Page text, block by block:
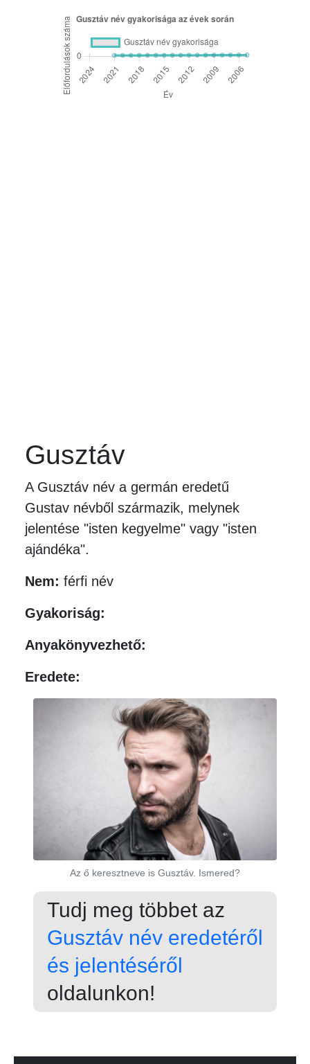
Gusztáv
A Gusztáv név a germán eredetű
Gustav névből származik, melynek
jelentése "isten kegyelme" vagy "isten
ajándéka".
Nem: férfi név
Gyakoriság:
Anyakönyvezhető:
Eredete:
Az ő keresztneve is Gusztáv. Ismered?
Tudj meg többet az
Gusztáv név eredetéről
és jelentéséről
oldalunkon!